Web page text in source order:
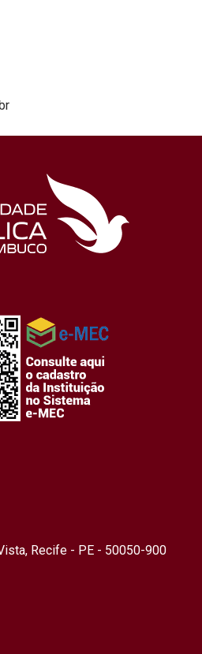
Recife - PE - 50050-900